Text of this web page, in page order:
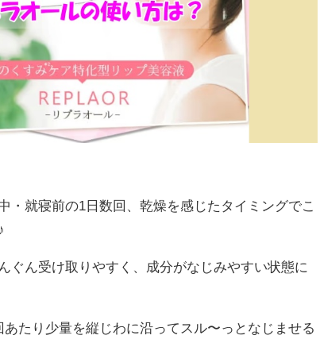
・就寝前の1日数回、乾燥を感じたタイミングでこ
ぐん受け取りやすく、成分がなじみやすい状態に
たり少量を縦じわに沿ってスル〜っとなじませる